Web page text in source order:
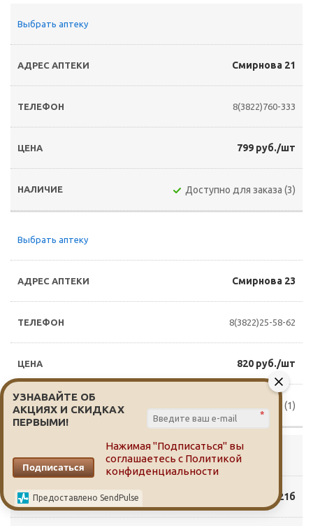
Выбрать аптеку
Смирнова 21
8(3822)760-333
799 руб./шт
Доступно для заказа (3)
Выбрать аптеку
Смирнова 23
8(3822)25-58-62
820 руб./шт
Доступно для заказа (1)
Выбрать аптеку
Солнечная 21б
УЗНАВАЙТЕ ОБ
АКЦИЯХ И СКИДКАХ
ПЕРВЫМИ!
*
Подписаться
Нажимая "Подписаться" вы
соглашаетесь с Политикой
конфиденциальности
Предоставлено SendPulse